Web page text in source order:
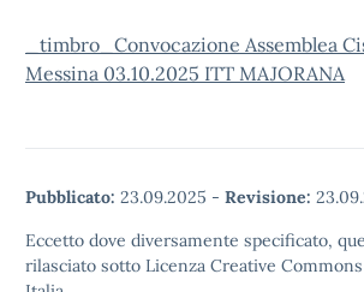
_timbro_Convocazione Assemblea
Messina 03.10.2025 ITT MAJORANA
Pubblicato: 23.09.2025 - Revisione:
Eccetto dove diversamente specificato,
rilasciato sotto Licenza Creative